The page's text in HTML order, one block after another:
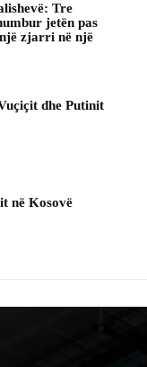
Tre
jetën pas
zjarri në një
dhe Putinit
në Kosovë